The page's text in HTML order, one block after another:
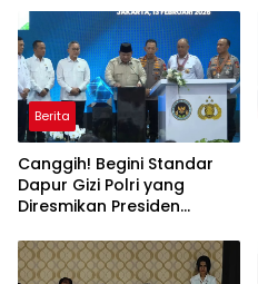
Berita
Canggih! Begini Standar
Dapur Gizi Polri yang
Diresmikan Presiden